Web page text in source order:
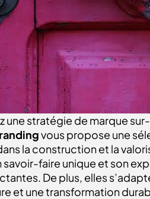
une stratégie de marque
vous propose une
la construction et la
faire unique et son
De plus, elles
et une transformation